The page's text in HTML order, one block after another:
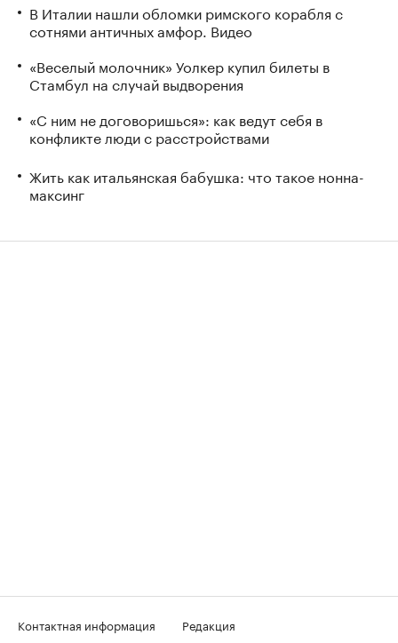
В Италии нашли обломки римского корабля с
сотнями античных амфор. Видео
«Веселый молочник» Уолкер купил билеты в
Стамбул на случай выдворения
«С ним не договоришься»: как ведут себя в
конфликте люди с расстройствами
Жить как итальянская бабушка: что такое нонна-
максинг
Контактная информация
Редакция